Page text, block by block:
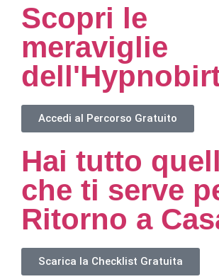
Scopri le
meraviglie
Accedi al Percorso Gratuito
Hai tutto
che ti serve
Ritorno a
Scarica la Checklist Gratuita